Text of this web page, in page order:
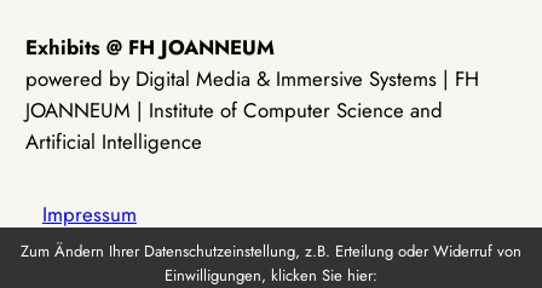
Exhibits @ FH JOANNEUM
powered by Digital Media & Immersive Systems | FH
JOANNEUM | Institute of Computer Science and
Artificial Intelligence
Impressum
Zum Ändern Ihrer Datenschutzeinstellung, z.B. Erteilung oder Widerruf von
Einwilligungen, klicken Sie hier: